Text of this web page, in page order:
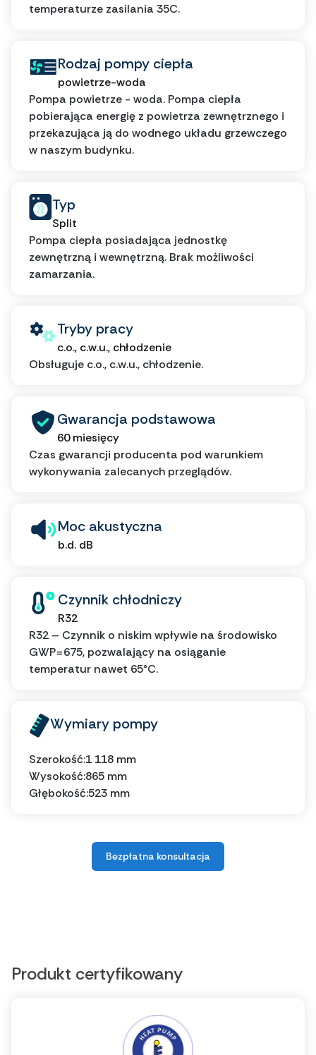
temperaturze zasilania 35C.
Rodzaj pompy ciepła
powietrze-woda
Pompa powietrze - woda. Pompa ciepła
pobierająca energię z powietrza zewnętrznego i
przekazująca ją do wodnego układu grzewczego
w naszym budynku.
Typ
Split
Pompa ciepła posiadająca jednostkę
zewnętrzną i wewnętrzną. Brak możliwości
zamarzania.
Tryby pracy
c.o., c.w.u., chłodzenie
Obsługuje c.o., c.w.u., chłodzenie.
Gwarancja podstawowa
60 miesięcy
Czas gwarancji producenta pod warunkiem
wykonywania zalecanych przeglądów.
Moc akustyczna
b.d. dB
Czynnik chłodniczy
R32
R32 – Czynnik o niskim wpływie na środowisko
GWP=675, pozwalający na osiąganie
temperatur nawet 65°C.
Wymiary pompy
Szerokość:1 118 mm
Wysokość:865 mm
Głębokość:523 mm
Bezpłatna konsultacja
Produkt certyfikowany